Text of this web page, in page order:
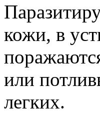
кожи, в
или
легких.